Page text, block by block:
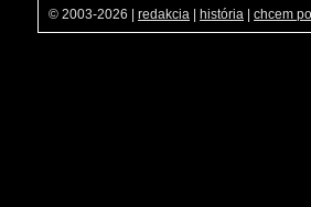
© 2003-2026 redakcia história chcem